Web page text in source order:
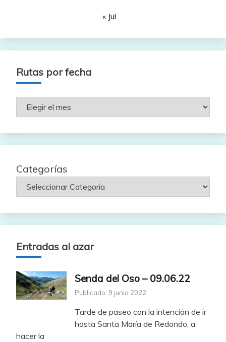
« Jul
Rutas por fecha
Rutas
Categorías
Entradas al azar
Senda del Oso – 09.06.22
Publicado: 9 junio 2022
Tarde de paseo con la intención de ir
hasta Santa María de Redondo, a
hacer la